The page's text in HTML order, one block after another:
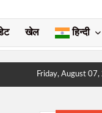
खेल हिन्दी
Friday, August